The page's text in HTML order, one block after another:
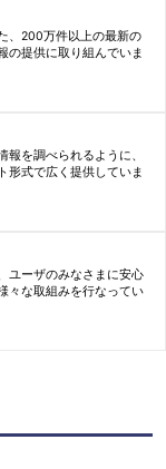
、200万件以上の最新の
の提供に取り組んでいま
を調べられるように、
形式で広く提供していま
ユーザのみなさまに安心
々な取組みを行なってい